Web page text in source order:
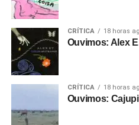
CRÍTICA 18 horas
Ouvimos: Alex
CRÍTICA 18 horas
Ouvimos: